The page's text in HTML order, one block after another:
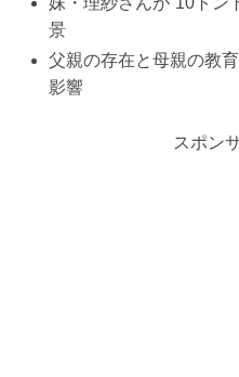
景
父親の存在と母親の教
影響
スポン